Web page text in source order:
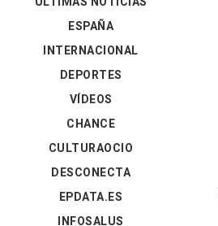
ESPAÑA
INTERNACIONAL
DEPORTES
VÍDEOS
CHANCE
CULTURAOCIO
DESCONECTA
EPDATA.ES
INFOSALUS